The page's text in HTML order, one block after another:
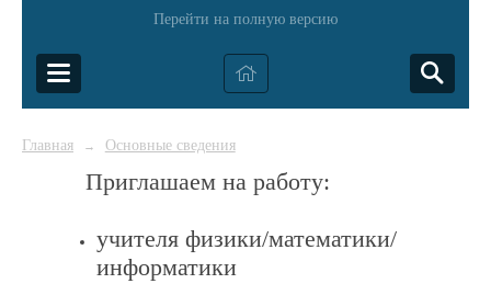
Перейти на полную версию
Главная → Основные сведения
Приглашаем на работу:
учителя физики/математики/
информатики